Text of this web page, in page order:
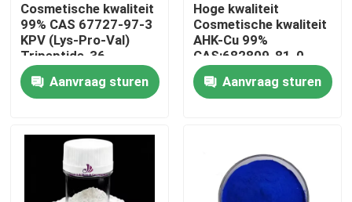
Cosmetische kwaliteit
99% CAS 67727-97-3
KPV (Lys-Pro-Val)
Tripeptide-36
Aanvraag sturen
Hoge kwaliteit
Cosmetische kwaliteit
AHK-Cu 99%
CAS:682809-81-0
Koper tripeptide-3
haargroeipeptide
Aanvraag sturen